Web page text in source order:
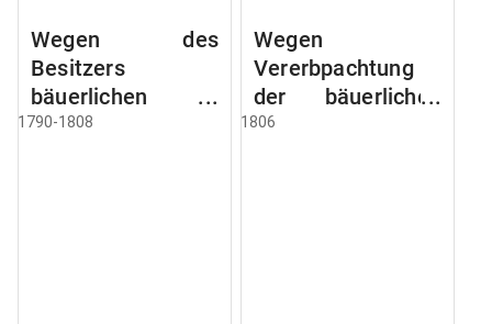
Wegen des
Besitzers
bäuerlichen
Grundstücke, den
1790-1808
Wegen
Vererbpachtung
der bäuerlichen
Grundstücke und
1806